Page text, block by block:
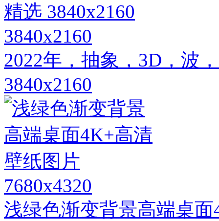
3840x2160
2022年，抽象，3D，波
3840x2160
7680x4320
浅绿色渐变背景高端桌